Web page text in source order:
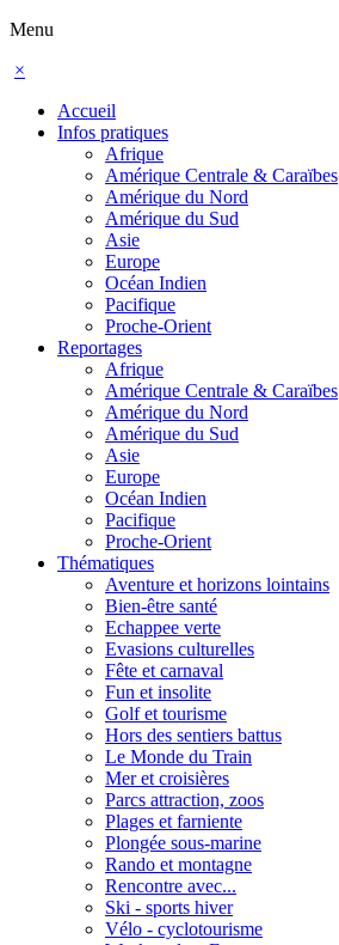
Menu
×
Accueil
Infos pratiques
Afrique
Amérique Centrale & Caraïbes
Amérique du Nord
Amérique du Sud
Asie
Europe
Océan Indien
Pacifique
Proche-Orient
Reportages
Afrique
Amérique Centrale & Caraïbes
Amérique du Nord
Amérique du Sud
Asie
Europe
Océan Indien
Pacifique
Proche-Orient
Thématiques
Aventure et horizons lointains
Bien-être santé
Echappee verte
Evasions culturelles
Fête et carnaval
Fun et insolite
Golf et tourisme
Hors des sentiers battus
Le Monde du Train
Mer et croisières
Parcs attraction, zoos
Plages et farniente
Plongée sous-marine
Rando et montagne
Rencontre avec...
Ski - sports hiver
Vélo - cyclotourisme